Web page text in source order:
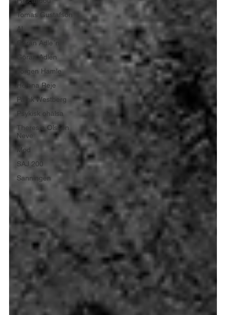
Tomas Gustafson
AI
Göran Adle´n
Göran Adlén
Jörgen Hamle
Helena Reje
Patrik Westberg
Psykisk ohälsa
Theresia Olsson
Neve
Mod
SAJ 200
Sanningen